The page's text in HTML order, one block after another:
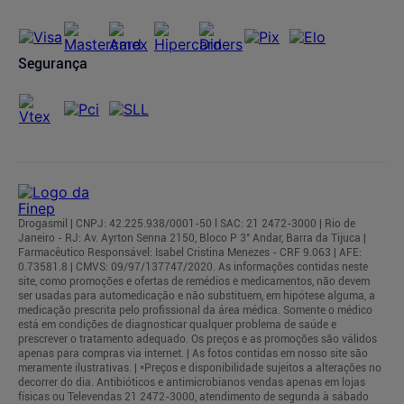
Segurança
Drogasmil | CNPJ: 42.225.938/0001-50 l SAC: 21 2472-3000 | Rio de
Janeiro - RJ: Av. Ayrton Senna 2150, Bloco P 3° Andar, Barra da Tijuca |
Farmacêutico Responsável: Isabel Cristina Menezes - CRF 9.063 | AFE:
0.73581.8 | CMVS: 09/97/137747/2020. As informações contidas neste
site, como promoções e ofertas de remédios e medicamentos, não devem
ser usadas para automedicação e não substituem, em hipótese alguma, a
medicação prescrita pelo profissional da área médica. Somente o médico
está em condições de diagnosticar qualquer problema de saúde e
prescrever o tratamento adequado. Os preços e as promoções são válidos
apenas para compras via internet. | As fotos contidas em nosso site são
meramente ilustrativas. | *Preços e disponibilidade sujeitos a alterações no
decorrer do dia. Antibióticos e antimicrobianos vendas apenas em lojas
físicas ou Televendas 21 2472-3000, atendimento de segunda à sábado